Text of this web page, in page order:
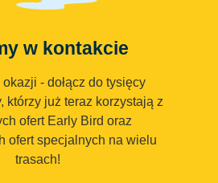
w kontakcie
- dołącz do tysięcy
którzy już teraz korzystają z
ofert Early Bird oraz
ofert specjalnych na wielu
trasach!